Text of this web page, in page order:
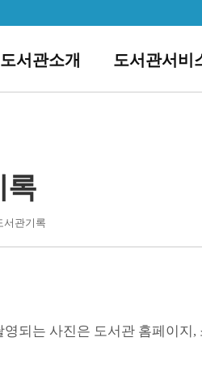
도서관소개 도서관서비
록
서관기록
영되는 사진은 도서관 홈페이지